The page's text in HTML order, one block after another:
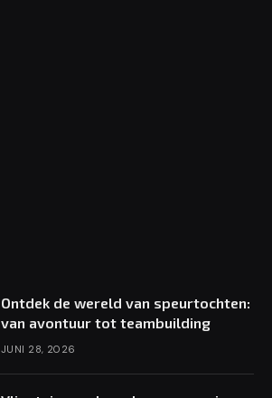
Ontdek de wereld van speurtochten:
van avontuur tot teambuilding
JUNI 28, 2026